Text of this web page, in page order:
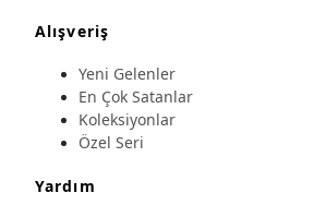
Alışveriş
Yeni Gelenler
En Çok Satanlar
Koleksiyonlar
Özel Seri
Yardım